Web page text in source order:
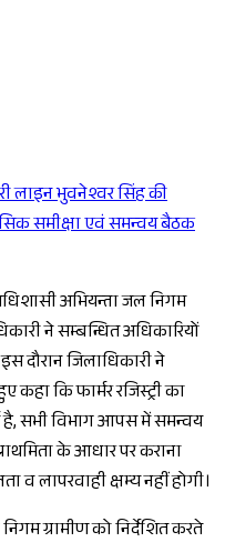
लाइन भुवनेश्वर सिंह की
समीक्षा एवं समन्वय बैठक
अभियन्ता जल निगम
ने सम्बन्धित अधिकारियों
दौरान जिलाधिकारी ने
कहा कि फार्मर रजिस्ट्री का
है, सभी विभाग आपस में समन्वय
के आधार पर कराना
व लापरवाही क्षम्य नहीं होगी।
ग्रामीण को निर्देशित करते